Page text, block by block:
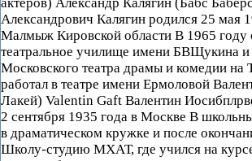
Александрович Калягин родился 25 мая
Малмыж Кировской области В 1965 году
театральное училище имени БВЩукина и
Московского театра драмы и комедии на
работал в театре имени Ермоловой
Лакей) Valentin Gaft Валентин
2 сентября 1935 года в Москве В
в драматическом кружке и после
Школу-студию МХАТ, где учился на